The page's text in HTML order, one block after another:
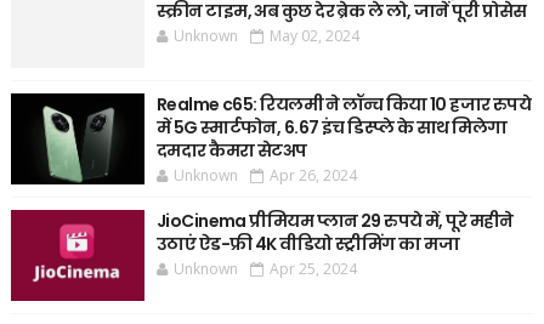
स्क्रीन टाइम, अब कुछ देर ब्रेक ले लो, जानें पूरी प्रोसेस
Unknown May 02, 2024
Realme c65: रियलमी ने लॉन्च किया 10 हजार रुपये
में 5G स्मार्टफोन, 6.67 इंच डिस्प्ले के साथ मिलेगा
दमदार कैमरा सेटअप
Unknown Apr 26, 2024
JioCinema प्रीमियम प्लान 29 रुपये में, पूरे महीने
उठाएं ऐड-फ्री 4K वीडियो स्ट्रीमिंग का मजा
Unknown Apr 25, 2024